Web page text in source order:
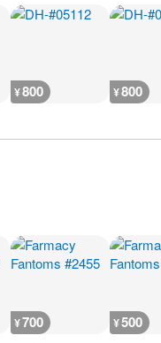
¥800 ¥800
¥700 ¥500